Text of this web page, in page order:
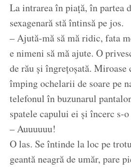
La intrarea în piață, în partea
sexagenară stă întinsă pe jos.
– Ajută-mă să mă ridic, fata
e nimeni să mă ajute. O
de rău și îngrețoșată.
împing ochelarii de soare pe
telefonul în buzunarul
spatele capului ei și încerc s-
– Auuuuuu!
O las. Se întinde la loc pe
geantă neagră de umăr, pare